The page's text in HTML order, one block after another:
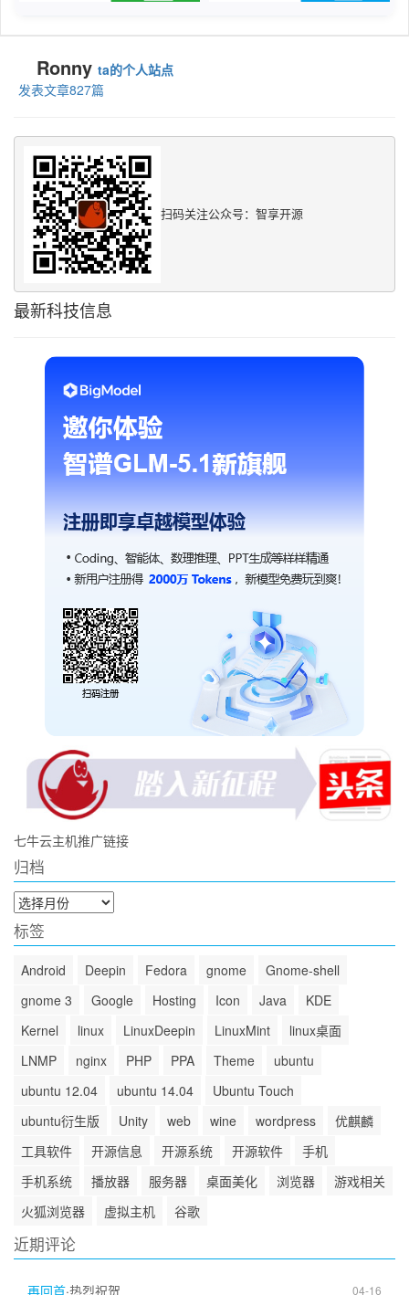
Ronny ta的个人站点
发表文章827篇
扫码关注公众号：智享开源
最新科技信息
七牛云主机推广链接
归档
归
档
标签
Android Deepin Fedora gnome
Gnome-shell
gnome 3
Google Hosting Icon Java
KDE
Kernel
linux LinuxDeepin LinuxMint
linux桌面
LNMP
nginx PHP PPA Theme
ubuntu
ubuntu 12.04
ubuntu 14.04
Ubuntu Touch
ubuntu衍生版
Unity web wine wordpress
优麒麟
工具软件
开源信息 开源系统 开源软件
手机
手机系统
播放器 服务器 桌面美化 浏览器
游戏相关
火狐浏览器
虚拟主机 谷歌
近期评论
再回首·热烈祝贺 04-16